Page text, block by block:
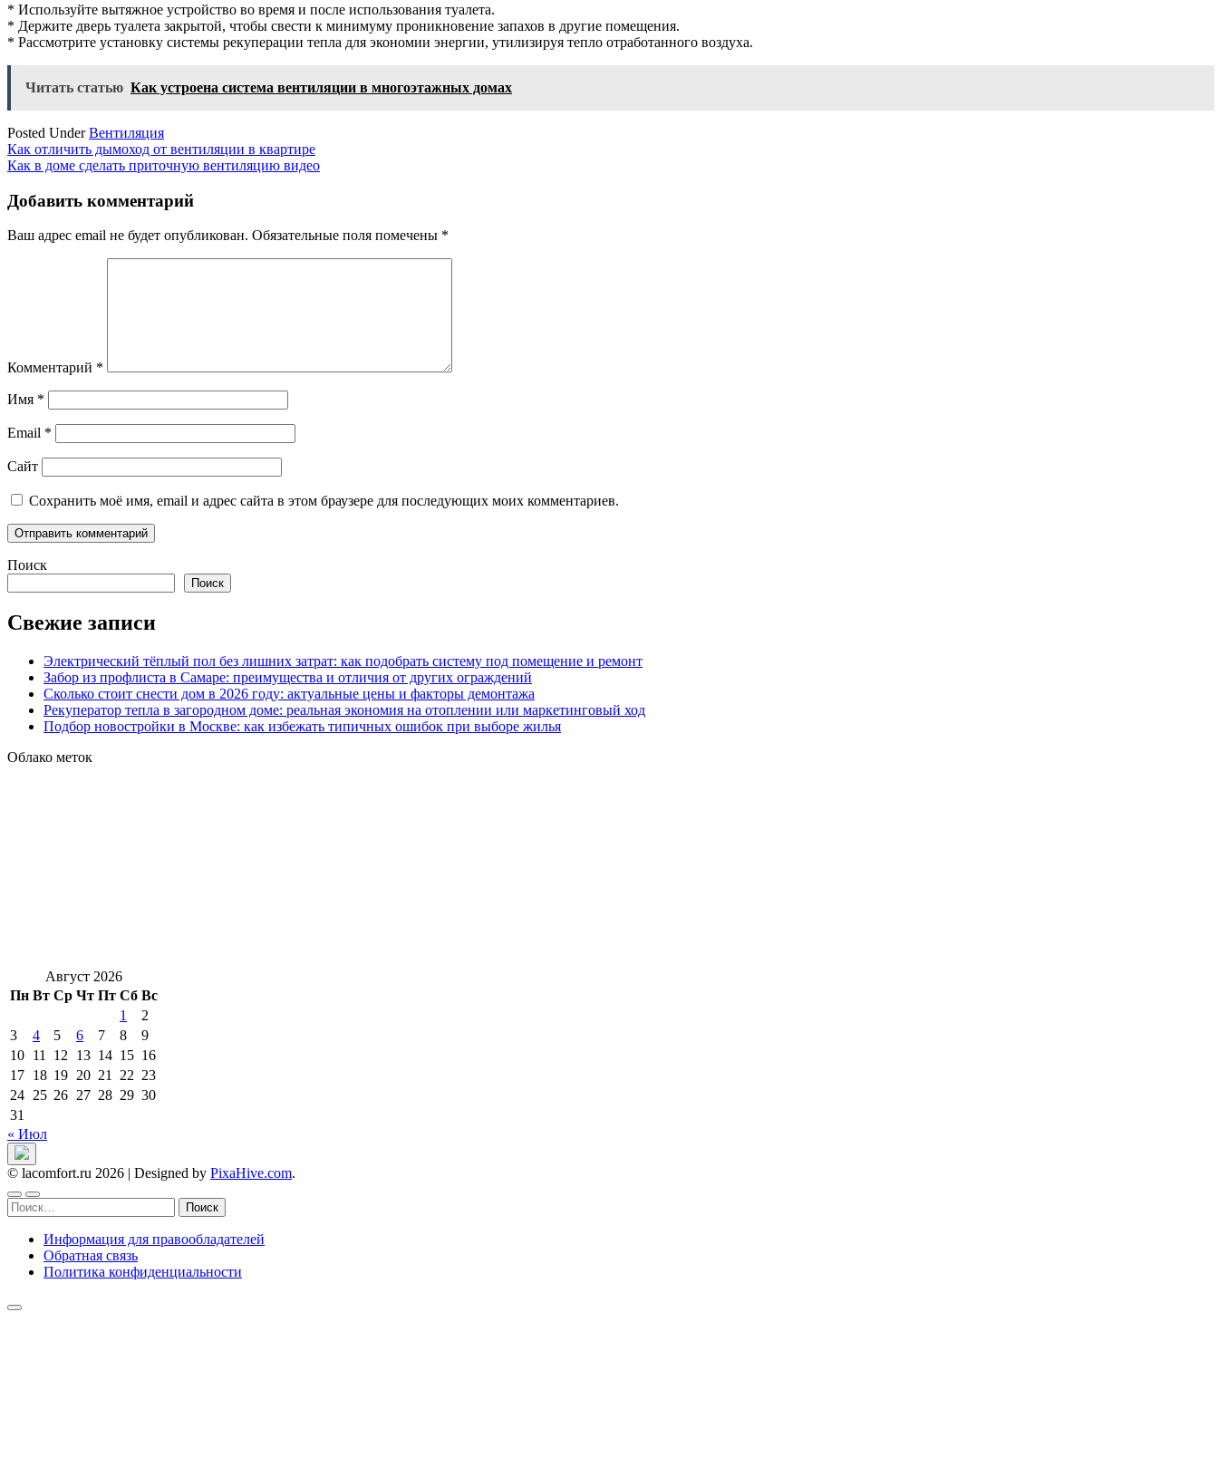
* Используйте вытяжное устройство во время и после использования туалета.
* Держите дверь туалета закрытой, чтобы свести к минимуму проникновение запахов в другие помещения.
* Рассмотрите установку системы рекуперации тепла для экономии энергии, утилизируя тепло отработанного воздуха.
Читать статью Как устроена система вентиляции в многоэтажных домах
Posted UnderВентиляция
Навигация
по
записям
Как отличить дымоход от вентиляции в квартире
Как в доме сделать приточную вентиляцию видео
Добавить комментарий
Ваш адрес email не будет опубликован. Обязательные поля помечены *
Комментарий *
Имя *
Email *
Сайт
Сохранить моё имя, email и адрес сайта в этом браузере для последующих моих комментариев.
Поиск
Поиск
Свежие записи
Электрический тёплый пол без лишних затрат: как подобрать систему под помещение и ремонт
Забор из профлиста в Самаре: преимущества и отличия от других ограждений
Сколько стоит снести дом в 2026 году: актуальные цены и факторы демонтажа
Рекуператор тепла в загородном доме: реальная экономия на отоплении или маркетинговый ход
Подбор новостройки в Москве: как избежать типичных ошибок при выборе жилья
Облако меток
Август 2026
Пн Вт Ср Чт Пт Сб Вс
1
2
3
4 5 6 7 8
9
10 11 12 13 14 15 16
17 18 19 20 21 22 23
24 25 26 27 28 29 30
31
« Июл
© lacomfort.ru 2026 | Designed by PixaHive.com.
Найти:
Информация для правообладателей
Обратная связь
Политика конфиденциальности